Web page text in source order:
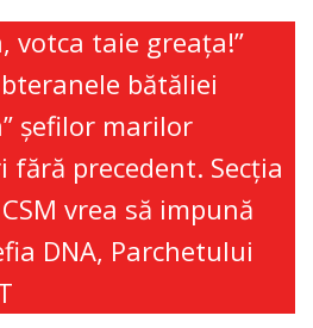
votca taie greaţa!”
bătăliei
şefilor marilor
fără precedent. Secţia
vrea să impună
DNA, Parchetului